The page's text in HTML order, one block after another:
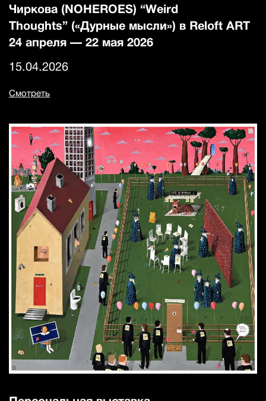
Чиркова (NOHEROES) “Weird
Thoughts” («Дурные мысли») в Reloft ART
24 апреля — 22 мая 2026
15.04.2026
Смотреть